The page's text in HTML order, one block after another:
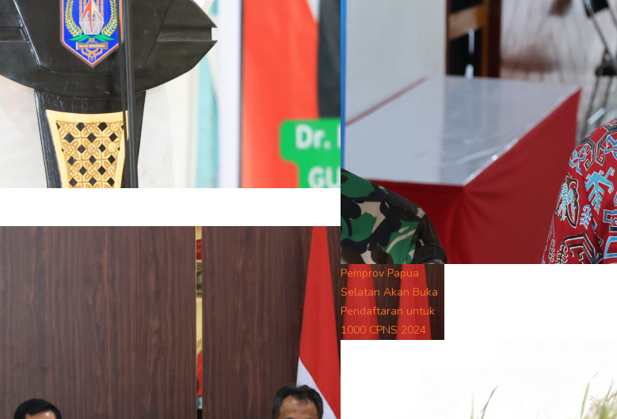
Pemprov Papua
Selatan Akan Buka
Pendaftaran untuk
1000 CPNS 2024